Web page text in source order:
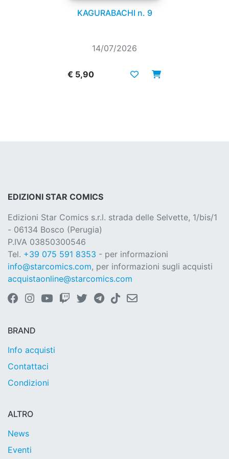
KAGURABACHI n. 9
14/07/2026
€ 5,90
EDIZIONI STAR COMICS
Edizioni Star Comics s.r.l. strada delle Selvette, 1/bis/1
- 06134 Bosco (Perugia)
P.IVA 03850300546
Tel. +39 075 591 8353 - per informazioni
info@starcomics.com, per informazioni sugli acquisti
acquistaonline@starcomics.com
BRAND
Info acquisti
Contattaci
Condizioni
ALTRO
News
Eventi